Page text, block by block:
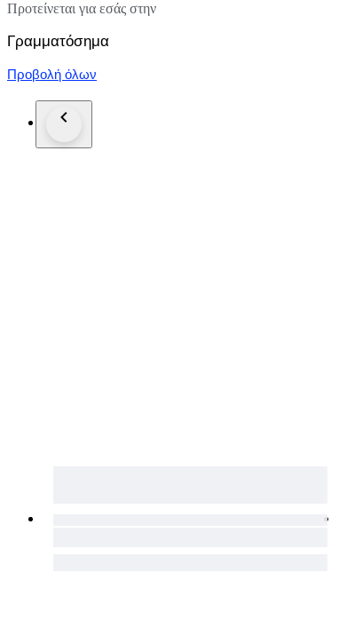
Προτείνεται για εσάς στην
Γραμματόσημα
Προβολή όλων